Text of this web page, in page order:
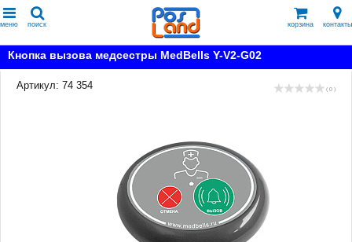
меню поиск корзина контакты
Кнопка вызова медсестры MedBells Y-V2-G02
Артикул: 74 354 ( 0 )